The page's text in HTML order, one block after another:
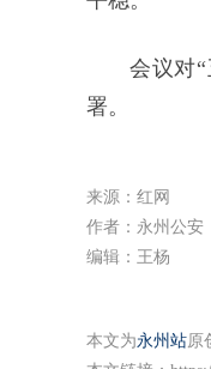
会议对
署。
来源：红网
作者：永州公安
编辑：王杨
本文为永州站原